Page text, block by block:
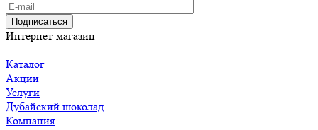
Подписаться
Интернет-магазин
Каталог
Акции
Услуги
Дубайский шоколад
Компания